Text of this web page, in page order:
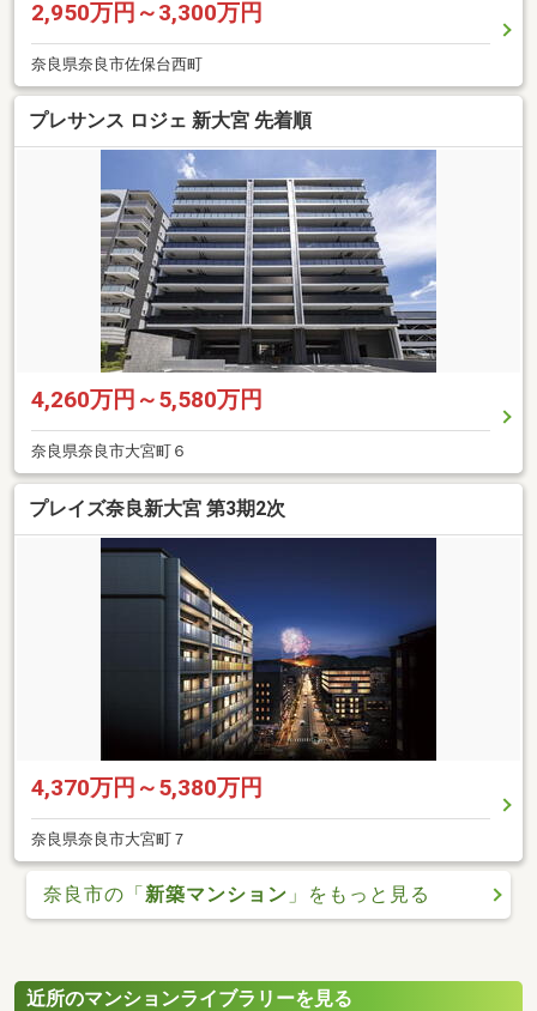
2,950万円～3,300万円
奈良県奈良市佐保台西町
プレサンス ロジェ 新大宮 先着順
4,260万円～5,580万円
奈良県奈良市大宮町６
プレイズ奈良新大宮 第3期2次
4,370万円～5,380万円
奈良県奈良市大宮町７
奈良市の「 新築マンション 」をもっと見る
近所のマンションライブラリーを見る